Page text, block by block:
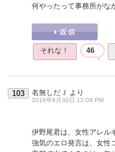
何やったって事務所がな
それな！ 46
103 名無しだＪ より
2016年9月30日 12:09 PM
伊野尾君は、女性アレル
強気のエロ発言は、女性